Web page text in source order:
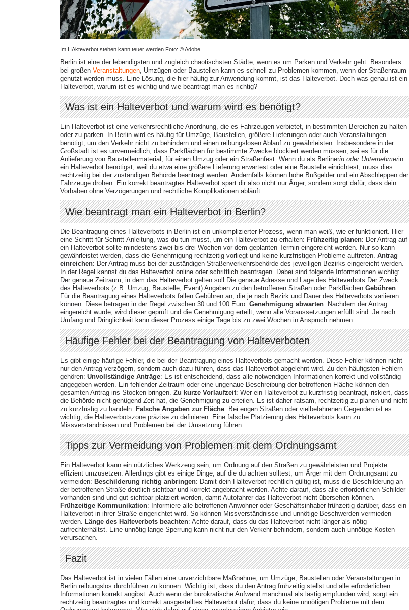
Im HAkteverbot stehen kann teuer werden Foto: © Adobe
Berlin ist eine der lebendigsten und zugleich chaotischsten Städte, wenn es um Parken und Verkehr geht. Besonders
bei großen Veranstaltungen, Umzügen oder Baustellen kann es schnell zu Problemen kommen, wenn der Straßenraum
genutzt werden muss. Eine Lösung, die hier häufig zur Anwendung kommt, ist das Halteverbot. Doch was genau ist ein
Halteverbot, warum ist es wichtig und wie beantragt man es richtig?
Was ist ein Halteverbot und warum wird es benötigt?
Ein Halteverbot ist eine verkehrsrechtliche Anordnung, die es Fahrzeugen verbietet, in bestimmten Bereichen zu halten
oder zu parken. In Berlin wird es häufig für Umzüge, Baustellen, größere Lieferungen oder auch Veranstaltungen
benötigt, um den Verkehr nicht zu behindern und einen reibungslosen Ablauf zu gewährleisten. Insbesondere in der
Großstadt ist es unvermeidlich, dass Parkflächen für bestimmte Zwecke blockiert werden müssen, sei es für die
Anlieferung von Baustellenmaterial, für einen Umzug oder ein Straßenfest. Wenn du als Berlinerin oder Unternehmerin
ein Halteverbot benötigst, weil du etwa eine größere Lieferung erwartest oder eine Baustelle einrichtest, muss dies
rechtzeitig bei der zuständigen Behörde beantragt werden. Andernfalls können hohe Bußgelder und ein Abschleppen der
Fahrzeuge drohen. Ein korrekt beantragtes Halteverbot spart dir also nicht nur Ärger, sondern sorgt dafür, dass dein
Vorhaben ohne Verzögerungen und rechtliche Komplikationen abläuft.
Wie beantragt man ein Halteverbot in Berlin?
Die Beantragung eines Halteverbots in Berlin ist ein unkomplizierter Prozess, wenn man weiß, wie er funktioniert. Hier
eine Schritt-für-Schritt-Anleitung, was du tun musst, um ein Halteverbot zu erhalten: Frühzeitig planen: Der Antrag auf
ein Halteverbot sollte mindestens zwei bis drei Wochen vor dem geplanten Termin eingereicht werden. Nur so kann
gewährleistet werden, dass die Genehmigung rechtzeitig vorliegt und keine kurzfristigen Probleme auftreten. Antrag
einreichen: Der Antrag muss bei der zuständigen Straßenverkehrsbehörde des jeweiligen Bezirks eingereicht werden.
In der Regel kannst du das Halteverbot online oder schriftlich beantragen. Dabei sind folgende Informationen wichtig:
Der genaue Zeitraum, in dem das Halteverbot gelten soll Die genaue Adresse und Lage des Halteverbots Der Zweck
des Halteverbots (z.B. Umzug, Baustelle, Event) Angaben zu den betroffenen Straßen oder Parkflächen Gebühren:
Für die Beantragung eines Halteverbots fallen Gebühren an, die je nach Bezirk und Dauer des Halteverbots variieren
können. Diese betragen in der Regel zwischen 30 und 100 Euro. Genehmigung abwarten: Nachdem der Antrag
eingereicht wurde, wird dieser geprüft und die Genehmigung erteilt, wenn alle Voraussetzungen erfüllt sind. Je nach
Umfang und Dringlichkeit kann dieser Prozess einige Tage bis zu zwei Wochen in Anspruch nehmen.
Häufige Fehler bei der Beantragung von Halteverboten
Es gibt einige häufige Fehler, die bei der Beantragung eines Halteverbots gemacht werden. Diese Fehler können nicht
nur den Antrag verzögern, sondern auch dazu führen, dass das Halteverbot abgelehnt wird. Zu den häufigsten Fehlern
gehören: Unvollständige Anträge: Es ist entscheidend, dass alle notwendigen Informationen korrekt und vollständig
angegeben werden. Ein fehlender Zeitraum oder eine ungenaue Beschreibung der betroffenen Fläche können den
gesamten Antrag ins Stocken bringen. Zu kurze Vorlaufzeit: Wer ein Halteverbot zu kurzfristig beantragt, riskiert, dass
die Behörde nicht genügend Zeit hat, die Genehmigung zu erteilen. Es ist daher ratsam, rechtzeitig zu planen und nicht
zu kurzfristig zu handeln. Falsche Angaben zur Fläche: Bei engen Straßen oder vielbefahrenen Gegenden ist es
wichtig, die Halteverbotszone präzise zu definieren. Eine falsche Platzierung des Halteverbots kann zu
Missverständnissen und Problemen bei der Umsetzung führen.
Tipps zur Vermeidung von Problemen mit dem Ordnungsamt
Ein Halteverbot kann ein nützliches Werkzeug sein, um Ordnung auf den Straßen zu gewährleisten und Projekte
effizient umzusetzen. Allerdings gibt es einige Dinge, auf die du achten solltest, um Ärger mit dem Ordnungsamt zu
vermeiden: Beschilderung richtig anbringen: Damit dein Halteverbot rechtlich gültig ist, muss die Beschilderung an
der betroffenen Straße deutlich sichtbar und korrekt angebracht werden. Achte darauf, dass alle erforderlichen Schilder
vorhanden sind und gut sichtbar platziert werden, damit Autofahrer das Halteverbot nicht übersehen können.
Frühzeitige Kommunikation: Informiere alle betroffenen Anwohner oder Geschäftsinhaber frühzeitig darüber, dass ein
Halteverbot in ihrer Straße eingerichtet wird. So können Missverständnisse und unnötige Beschwerden vermieden
werden. Länge des Halteverbots beachten: Achte darauf, dass du das Halteverbot nicht länger als nötig
aufrechterhältst. Eine unnötig lange Sperrung kann nicht nur den Verkehr behindern, sondern auch unnötige Kosten
verursachen.
Fazit
Das Halteverbot ist in vielen Fällen eine unverzichtbare Maßnahme, um Umzüge, Baustellen oder Veranstaltungen in
Berlin reibungslos durchführen zu können. Wichtig ist, dass du den Antrag frühzeitig stellst und alle erforderlichen
Informationen korrekt angibst. Auch wenn der bürokratische Aufwand manchmal als lästig empfunden wird, sorgt ein
rechtzeitig beantragtes und korrekt ausgestelltes Halteverbot dafür, dass du keine unnötigen Probleme mit dem